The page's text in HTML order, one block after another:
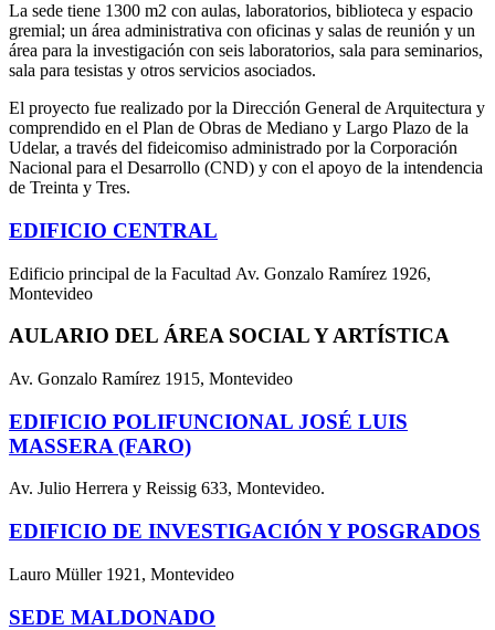
La sede tiene 1300 m2 con aulas, laboratorios, biblioteca y espacio
gremial; un área administrativa con oficinas y salas de reunión y un
área para la investigación con seis laboratorios, sala para seminarios,
sala para tesistas y otros servicios asociados.
El proyecto fue realizado por la Dirección General de Arquitectura y
comprendido en el Plan de Obras de Mediano y Largo Plazo de la
Udelar, a través del fideicomiso administrado por la Corporación
Nacional para el Desarrollo (CND) y con el apoyo de la intendencia
de Treinta y Tres.
EDIFICIO CENTRAL
Edificio principal de la Facultad Av. Gonzalo Ramírez 1926,
Montevideo
AULARIO DEL ÁREA SOCIAL Y ARTÍSTICA
Av. Gonzalo Ramírez 1915, Montevideo
EDIFICIO POLIFUNCIONAL JOSÉ LUIS
MASSERA (FARO)
Av. Julio Herrera y Reissig 633, Montevideo.
EDIFICIO DE INVESTIGACIÓN Y POSGRADOS
Lauro Müller 1921, Montevideo
SEDE MALDONADO